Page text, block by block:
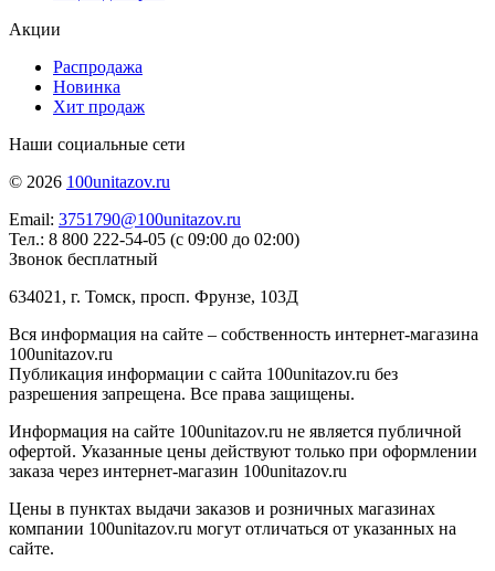
Акции
Распродажа
Новинка
Хит продаж
Наши социальные сети
© 2026 100unitazov.ru
Email: 3751790@100unitazov.ru
Тел.: 8 800 222-54-05 (с 09:00 до 02:00)
Звонок бесплатный
634021, г. Томск, просп. Фрунзе, 103Д
Вся информация на сайте – собственность интернет-магазина
100unitazov.ru
Публикация информации с сайта 100unitazov.ru без
разрешения запрещена. Все права защищены.
Информация на сайте 100unitazov.ru не является публичной
офертой. Указанные цены действуют только при оформлении
заказа через интернет-магазин 100unitazov.ru
Цены в пунктах выдачи заказов и розничных магазинах
компании 100unitazov.ru могут отличаться от указанных на
сайте.